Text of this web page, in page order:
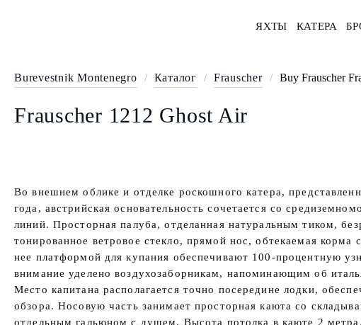
ЯХТЫ КАТЕРА
Burevestnik Montenegro / Каталог / Frauscher / Buy Frauscher
Frauscher 1212 Ghost Air
Во внешнем облике и отделке роскошного катера,
года, австрийская основательность сочетается со
линий. Просторная палуба, отделанная натуральным тиком,
тонированное ветровое стекло, прямой нос, обтекаемая корма
нее платформой для купания обеспечивают 100-процентную
внимание уделено воздухозаборникам, напоминающим об
Место капитана располагается точно посередине лодки,
обзора. Носовую часть занимает просторная каюта со
отдельным гальюном с душем. Высота потолка в каюте 2